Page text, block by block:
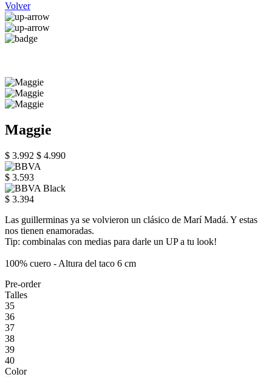
Volver
Maggie
$ 3.992 $ 4.990
$ 3.593
$ 3.394
Las guillerminas ya se volvieron un clásico de Marí Madá. Y estas
nos tienen enamoradas.
Tip: combinalas con medias para darle un UP a tu look!
100% cuero - Altura del taco 6 cm
Pre-order
Talles
35
36
37
38
39
40
Color